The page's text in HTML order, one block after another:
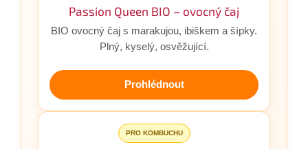
Passion Queen BIO – ovocný čaj
BIO ovocný čaj s marakujou, ibiškem a šípky.
Plný, kyselý, osvěžující.
Prohlédnout
PRO KOMBUCHU